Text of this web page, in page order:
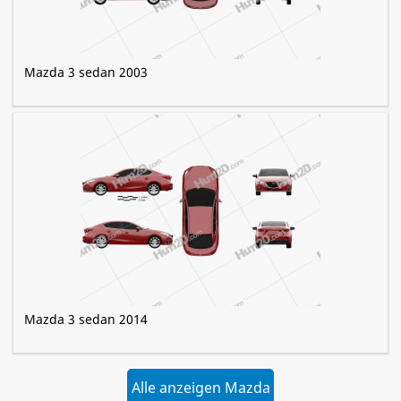
Mazda 3 sedan 2003
Mazda 3 sedan 2014
Alle anzeigen Mazda